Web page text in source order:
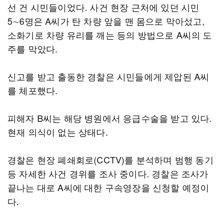
선 건 시민들이었다. 사건 현장 근처에 있던 시민
5∼6명은 A씨가 탄 차량 앞을 맨 몸으로 막아섰고,
소화기로 차량 유리를 깨는 등의 방법으로 A씨의 도
주를 막았다.
신고를 받고 출동한 경찰은 시민들에게 제압된 A씨
를 체포했다.
피해자 B씨는 해당 병원에서 응급수술을 받고 있다.
현재 의식이 없는 상태다.
경찰은 현장 폐쇄회로(CCTV)를 분석하며 범행 동기
등 자세한 사건 경위를 조사 중이다. 경찰은 조사가
끝나는 대로 A씨에 대한 구속영장을 신청할 예정이
다.